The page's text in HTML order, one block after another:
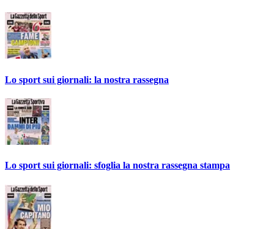
Lo sport sui giornali: la nostra rassegna
Lo sport sui giornali: sfoglia la nostra rassegna stampa